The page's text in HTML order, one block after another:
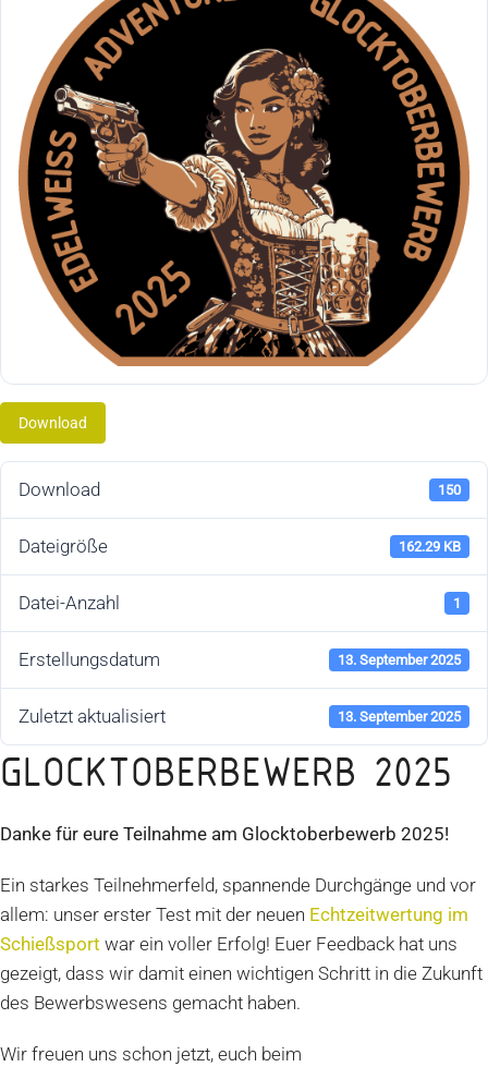
Download
Download 150
Dateigröße 162.29 KB
Datei-Anzahl 1
Erstellungsdatum 13. September 2025
Zuletzt aktualisiert 13. September 2025
GLOCKTOBERBEWERB 2025
Danke für eure Teilnahme am Glocktoberbewerb 2025!
Ein starkes Teilnehmerfeld, spannende Durchgänge und vor
allem: unser erster Test mit der neuen Echtzeitwertung im
Schießsport war ein voller Erfolg! Euer Feedback hat uns
gezeigt, dass wir damit einen wichtigen Schritt in die Zukunft
des Bewerbswesens gemacht haben.
Wir freuen uns schon jetzt, euch beim